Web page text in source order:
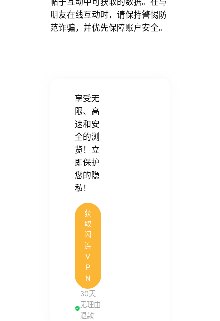
帖子互动中可获取的数据。在与
朋友在线互动时，请保持警惕防
范诈骗，并优先保障账户安全。
享受无
限、高
速和安
全的浏
览！立
即保护
您的隐
私！
获
取
闪
连
V
P
N
30天
无理由
退款